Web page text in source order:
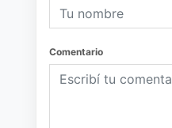
Comentario